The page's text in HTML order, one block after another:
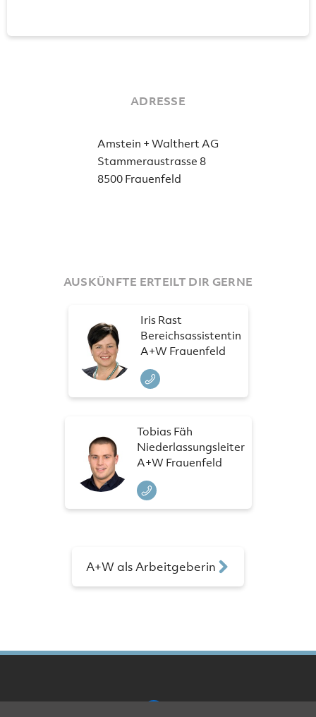
ADRESSE
Amstein + Walthert AG
Stammeraustrasse 8
8500 Frauenfeld
AUSKÜNFTE ERTEILT DIR GERNE
Iris Rast
Bereichsassistentin
A+W Frauenfeld
Tobias Fäh
Niederlassungsleiter
A+W Frauenfeld
A+W als Arbeitgeberin